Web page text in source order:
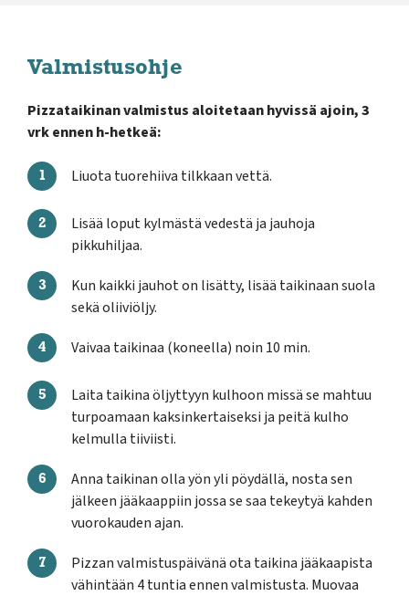
Valmistusohje
Pizzataikinan valmistus aloitetaan hyvissä ajoin, 3
vrk ennen h-hetkeä:
Liuota tuorehiiva tilkkaan vettä.
Lisää loput kylmästä vedestä ja jauhoja
pikkuhiljaa.
Kun kaikki jauhot on lisätty, lisää taikinaan suola
sekä oliiviöljy.
Vaivaa taikinaa (koneella) noin 10 min.
Laita taikina öljyttyyn kulhoon missä se mahtuu
turpoamaan kaksinkertaiseksi ja peitä kulho
kelmulla tiiviisti.
Anna taikinan olla yön yli pöydällä, nosta sen
jälkeen jääkaappiin jossa se saa tekeytyä kahden
vuorokauden ajan.
Pizzan valmistuspäivänä ota taikina jääkaapista
vähintään 4 tuntia ennen valmistusta. Muovaa